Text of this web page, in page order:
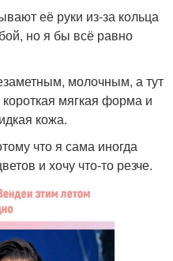
её руки из-за кольца
но я бы всё равно
молочным, а тут
мягкая форма и
кожа.
что я сама иногда
и хочу что-то резче.